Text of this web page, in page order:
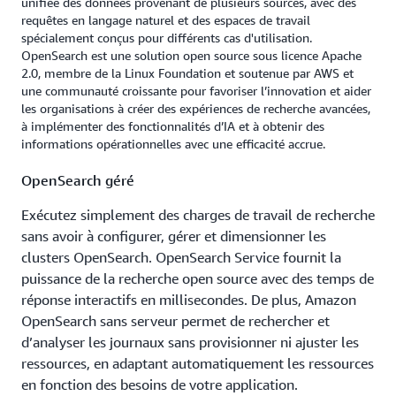
complète grâce au chiffrement, à des contrôles
d'accès au niveau des index et à des déploiements
multi-AZ pour une haute disponibilité, les clusters
gérés offrant des contrôles de sécurité
supplémentaires au niveau des documents.
requêtes en langage naturel et des espaces de travail
spécialement conçus pour différents cas d'utilisation.
OpenSearch est une solution open source sous licence Apache
2.0, membre de la Linux Foundation et soutenue par AWS et
une communauté croissante pour favoriser l’innovation et aider
les organisations à créer des expériences de recherche avancées,
à implémenter des fonctionnalités d’IA et à obtenir des
informations opérationnelles avec une efficacité accrue.
OpenSearch géré
Exécutez simplement des charges de travail de recherche
sans avoir à configurer, gérer et dimensionner les
clusters OpenSearch. OpenSearch Service fournit la
puissance de la recherche open source avec des temps de
réponse interactifs en millisecondes. De plus, Amazon
OpenSearch sans serveur permet de rechercher et
d’analyser les journaux sans provisionner ni ajuster les
ressources, en adaptant automatiquement les ressources
en fonction des besoins de votre application.